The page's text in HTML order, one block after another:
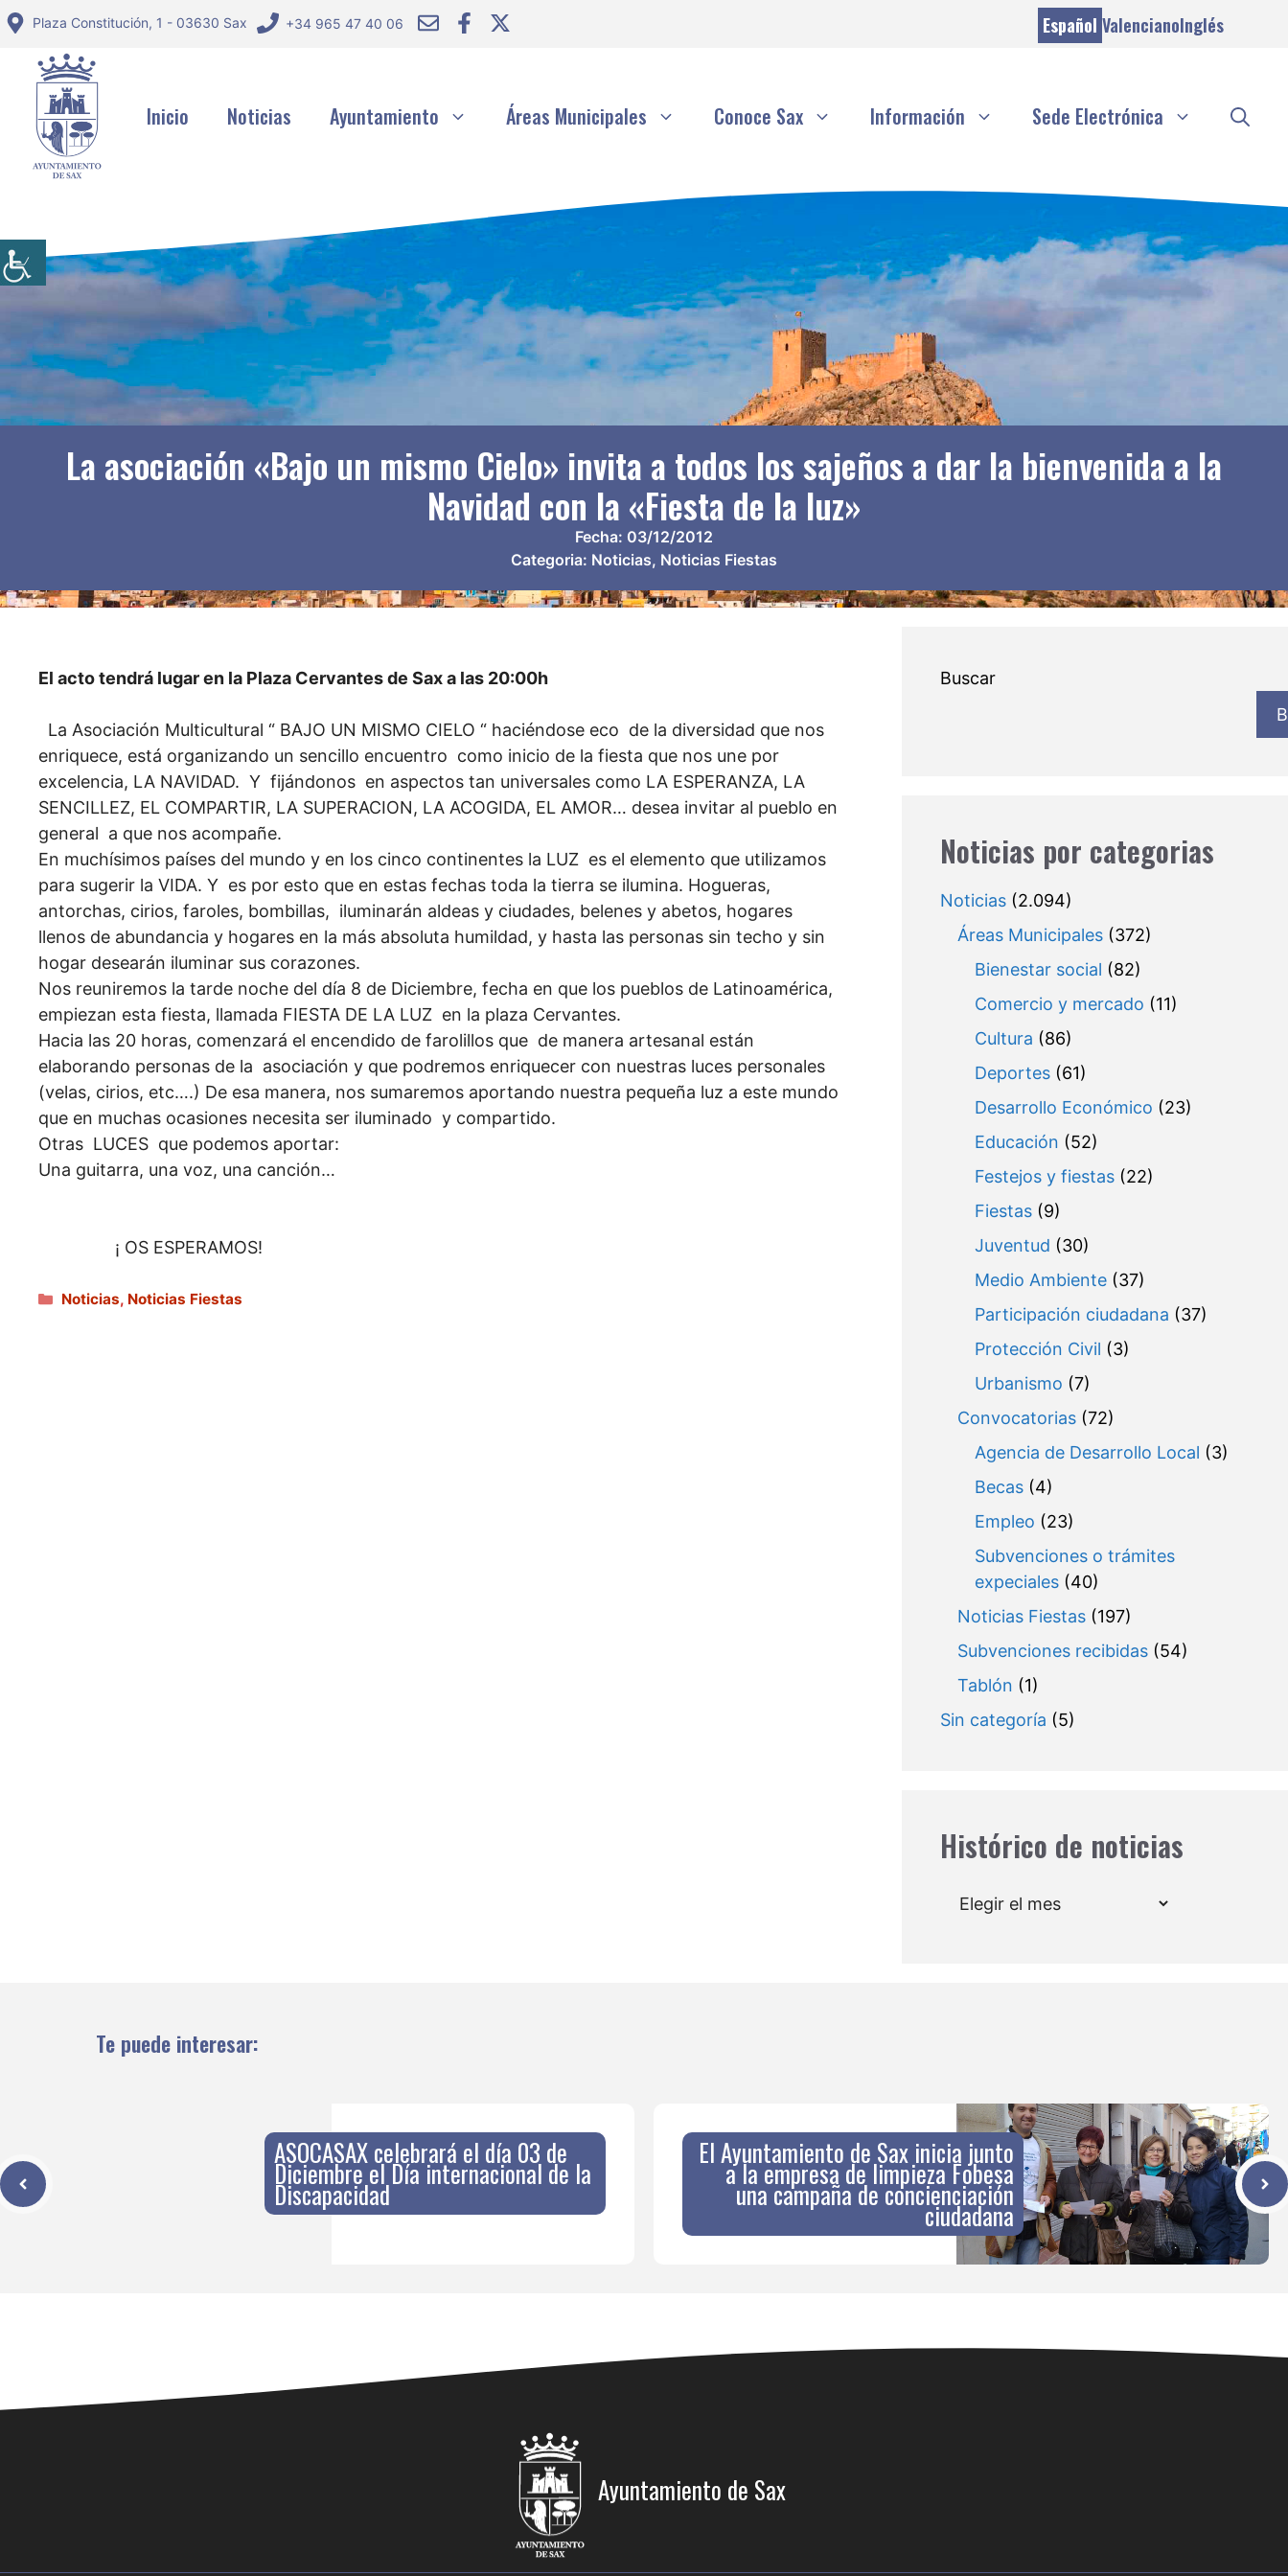
Saltar
contenido
Plaza Constitución, 1 - 03630 Sax +34 965 47 40 06 Español ValencianoInglés
Inicio Noticias Ayuntamiento Áreas Municipales Conoce Sax Información Sede Electrónica
La asociación «Bajo un mismo Cielo» invita a todos los sajeños a dar la bienvenida a la
Navidad con la «Fiesta de la luz»
Fecha: 03/12/2012
Categoria: Noticias, Noticias Fiestas
El acto tendrá lugar en la Plaza Cervantes de Sax a las 20:00h
La Asociación Multicultural “ BAJO UN MISMO CIELO “ haciéndose eco de la diversidad que nos
enriquece, está organizando un sencillo encuentro como inicio de la fiesta que nos une por
excelencia, LA NAVIDAD. Y fijándonos en aspectos tan universales como LA ESPERANZA, LA
SENCILLEZ, EL COMPARTIR, LA SUPERACION, LA ACOGIDA, EL AMOR… desea invitar al pueblo en
general a que nos acompañe.
En muchísimos países del mundo y en los cinco continentes la LUZ es el elemento que utilizamos
para sugerir la VIDA. Y es por esto que en estas fechas toda la tierra se ilumina. Hogueras,
antorchas, cirios, faroles, bombillas, iluminarán aldeas y ciudades, belenes y abetos, hogares
llenos de abundancia y hogares en la más absoluta humildad, y hasta las personas sin techo y sin
hogar desearán iluminar sus corazones.
Nos reuniremos la tarde noche del día 8 de Diciembre, fecha en que los pueblos de Latinoamérica,
empiezan esta fiesta, llamada FIESTA DE LA LUZ en la plaza Cervantes.
Hacia las 20 horas, comenzará el encendido de farolillos que de manera artesanal están
elaborando personas de la asociación y que podremos enriquecer con nuestras luces personales
(velas, cirios, etc….) De esa manera, nos sumaremos aportando nuestra pequeña luz a este mundo
que en muchas ocasiones necesita ser iluminado y compartido.
Otras LUCES que podemos aportar:
Una guitarra, una voz, una canción…
¡ OS ESPERAMOS!
Categorías
Noticias, Noticias Fiestas
Buscar
Noticias por categorias
Noticias(2.094)
Áreas Municipales(372)
Bienestar social (82)
Comercio y mercado (11)
Cultura (86)
Deportes(61)
Desarrollo Económico (23)
Educación (52)
Festejos y fiestas(22)
Fiestas(9)
Juventud (30)
Medio Ambiente(37)
Participación ciudadana (37)
Protección Civil (3)
Urbanismo (7)
Convocatorias(72)
Agencia de Desarrollo Local (3)
Becas(4)
Empleo (23)
Subvenciones o trámites
expeciales(40)
Noticias Fiestas(197)
Subvenciones recibidas(54)
Tablón (1)
Sin categoría (5)
Histórico de noticias
Archivos
Te puede interesar:
ASOCASAX celebrará el día 03 de
Diciembre el Día internacional de la
Discapacidad
El Ayuntamiento de Sax inicia junto
a la empresa de limpieza Fobesa
una campaña de concienciación
ciudadana
Ayuntamiento de Sax